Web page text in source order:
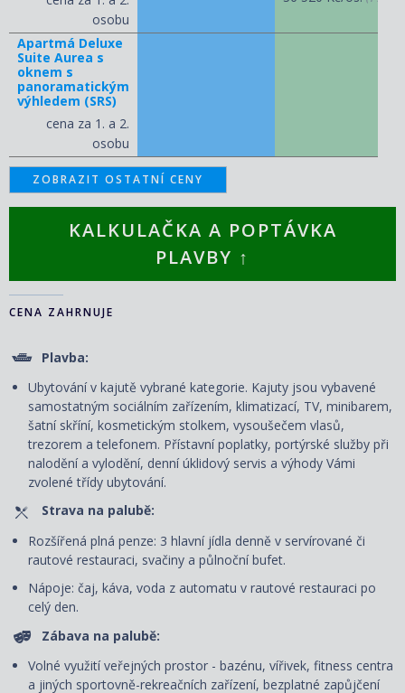
osobu
Apartmá Deluxe
Suite Aurea s
oknem s
panoramatickým
výhledem (SRS)
cena za 1. a 2.
osobu
ZOBRAZIT OSTATNÍ CENY
KALKULAČKA A POPTÁVKA
PLAVBY ↑
CENA ZAHRNUJE
Plavba:
Ubytování v kajutě vybrané kategorie. Kajuty jsou vybavené
samostatným sociálním zařízením, klimatizací, TV, minibarem,
šatní skříní, kosmetickým stolkem, vysoušečem vlasů,
trezorem a telefonem. Přístavní poplatky, portýrské služby při
nalodění a vylodění, denní úklidový servis a výhody Vámi
zvolené třídy ubytování.
Strava na palubě:
Rozšířená plná penze: 3 hlavní jídla denně v servírované či
rautové restauraci, svačiny a půlnoční bufet.
Nápoje: čaj, káva, voda z automatu v rautové restauraci po
celý den.
Zábava na palubě:
Volné využití veřejných prostor - bazénu, vířivek, fitness centra
a jiných sportovně-rekreačních zařízení, bezplatné zapůjčení